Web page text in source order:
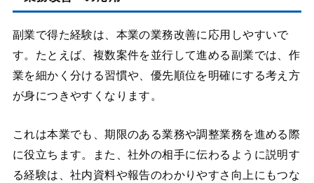
副業で得た経験は、本業の業務改善に応用しやすいで
す。たとえば、複数案件を並行して進める副業では、作
業を細かく分ける習慣や、優先順位を明確にする考え方
が身につきやすくなります。
これは本業でも、期限のある業務や調整業務を進める際
に役立ちます。また、社外の相手に伝わるように説明す
る経験は、社内資料や報告のわかりやすさ向上にもつな